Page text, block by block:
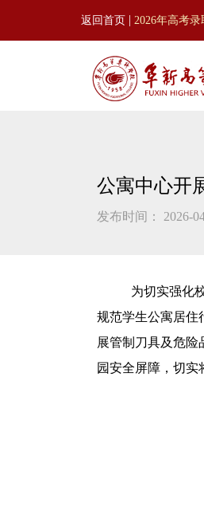
返回首页 | 2026年高考录
公寓中心开
发布时间： 2026-
为切实强化
规范学生公寓居住
展管制刀具及危险
园安全屏障，切实